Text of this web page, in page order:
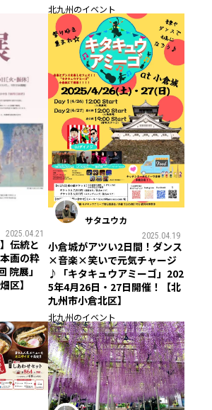
北九州のイベント
2025.04.21
伝統と
画の粋
院展」
区】
サタユウカ
2025.04.19
小倉城がアツい2日間！ダンス
×音楽×笑いで元気チャージ
♪「キタキュウアミーゴ」202
5年4月26日・27日開催！【北
九州市小倉北区】
北九州のイベント